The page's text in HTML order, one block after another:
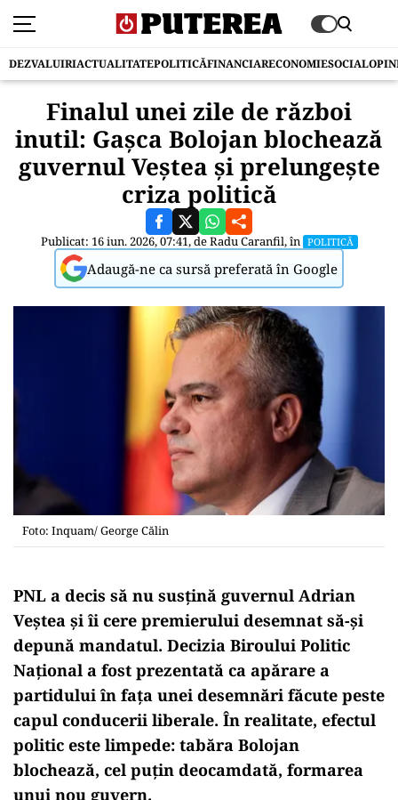
DEZVALUIRIACTUALITATEPOLITICĂFINANCIARECONOMIESOCIAL
Finalul unei zile de război
inutil: Gașca Bolojan blochează
guvernul Veștea și prelungește
criza politică
Publicat: 16 iun. 2026, 07:41, deRadu Caranfil, în POLITICĂ
Adaugă-ne ca sursă preferată în Google
Foto: Inquam/ George Călin
PNL a decis să nu susțină guvernul Adrian
Veștea și îi cere premierului desemnat să-și
depună mandatul. Decizia Biroului Politic
Național a fost prezentată ca apărare a
partidului în fața unei desemnări făcute peste
capul conducerii liberale. În realitate, efectul
politic este limpede: tabăra Bolojan
blochează, cel puțin deocamdată, formarea
unui nou guvern.